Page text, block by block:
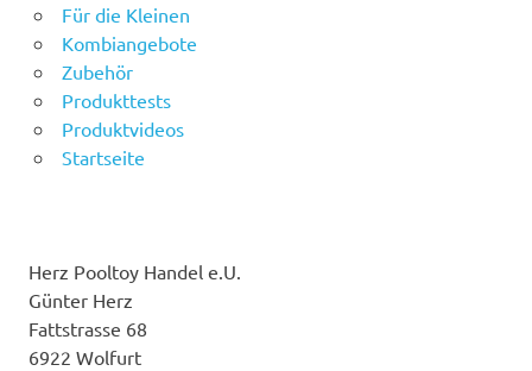
Für die Kleinen
Kombiangebote
Zubehör
Produkttests
Produktvideos
Startseite
Herz Pooltoy Handel e.U.
Günter Herz
Fattstrasse 68
6922 Wolfurt